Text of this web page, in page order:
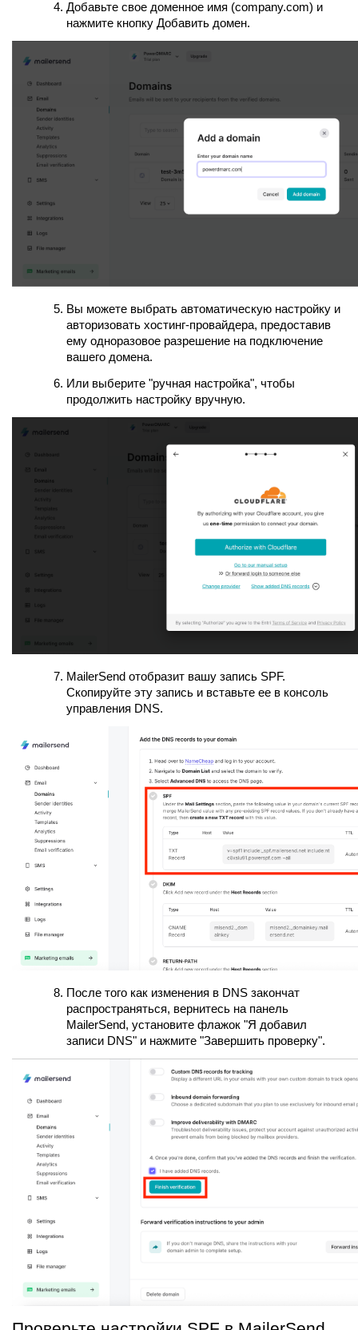
Добавьте свое доменное имя (company.com) и
нажмите кнопку Добавить домен.
Вы можете выбрать автоматическую настройку и
авторизовать хостинг-провайдера, предоставив
ему одноразовое разрешение на подключение
вашего домена.
Или выберите "ручная настройка", чтобы
продолжить настройку вручную.
MailerSend отобразит вашу запись SPF.
Скопируйте эту запись и вставьте ее в консоль
управления DNS.
После того как изменения в DNS закончат
распространяться, вернитесь на панель
MailerSend, установите флажок "Я добавил
записи DNS" и нажмите "Завершить проверку".